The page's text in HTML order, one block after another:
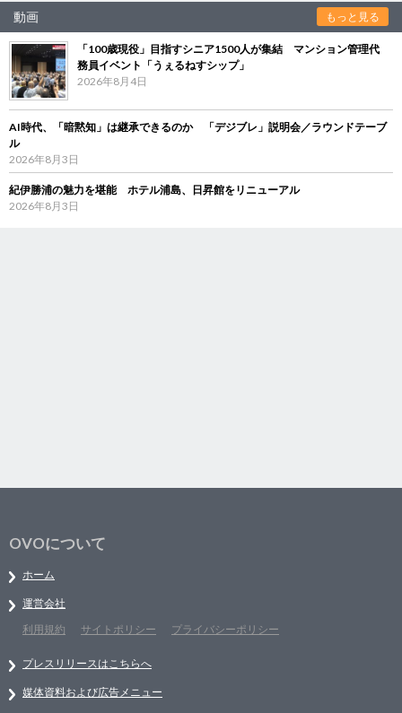
動画 もっと見る
「100歳現役」目指すシニア1500人が集結 マンション管理代
務員イベント「うぇるねすシップ」
2026年8月4日
AI時代、「暗黙知」は継承できるのか 「デジブレ」説明会／ラウンドテーブ
ル
2026年8月3日
紀伊勝浦の魅力を堪能 ホテル浦島、日昇館をリニューアル
2026年8月3日
OVOについて
ホーム
運営会社
利用規約
サイトポリシー プライバシーポリシー
プレスリリースはこちらへ
媒体資料および広告メニュー